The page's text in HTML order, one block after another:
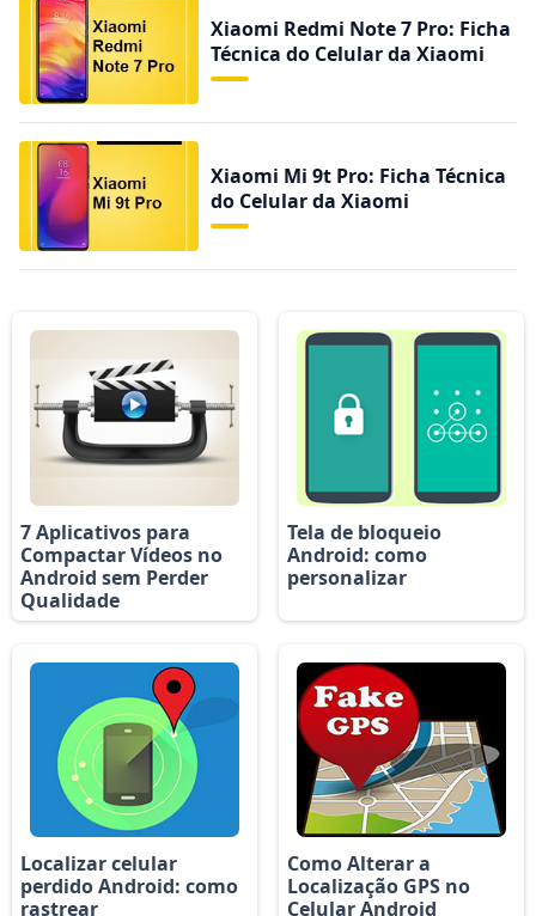
Xiaomi Redmi Note 7 Pro: Ficha
Técnica do Celular da Xiaomi
Xiaomi Mi 9t Pro: Ficha Técnica
do Celular da Xiaomi
7 Aplicativos para
Compactar Vídeos no
Android sem Perder
Qualidade
Tela de bloqueio
Android: como
personalizar
Localizar celular
perdido Android: como
rastrear
Como Alterar a
Localização GPS no
Celular Android